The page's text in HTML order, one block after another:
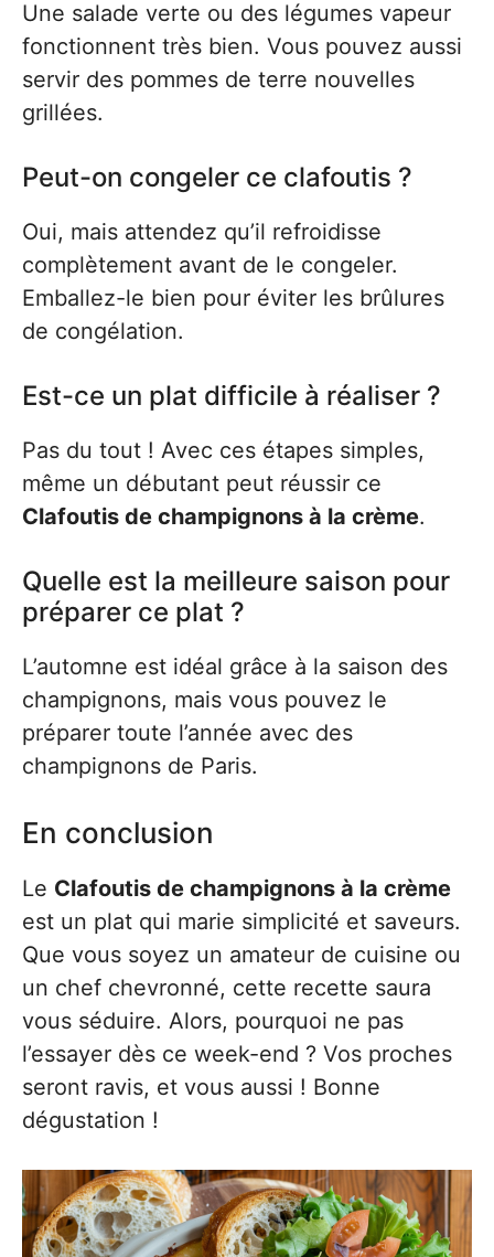
Une salade verte ou des légumes vapeur
fonctionnent très bien. Vous pouvez aussi
servir des pommes de terre nouvelles
grillées.
Peut-on congeler ce clafoutis ?
Oui, mais attendez qu’il refroidisse
complètement avant de le congeler.
Emballez-le bien pour éviter les brûlures
de congélation.
Est-ce un plat difficile à réaliser ?
Pas du tout ! Avec ces étapes simples,
même un débutant peut réussir ce
Clafoutis de champignons à la crème.
Quelle est la meilleure saison pour
préparer ce plat ?
L’automne est idéal grâce à la saison des
champignons, mais vous pouvez le
préparer toute l’année avec des
champignons de Paris.
En conclusion
Le Clafoutis de champignons à la crème
est un plat qui marie simplicité et saveurs.
Que vous soyez un amateur de cuisine ou
un chef chevronné, cette recette saura
vous séduire. Alors, pourquoi ne pas
l’essayer dès ce week-end ? Vos proches
seront ravis, et vous aussi ! Bonne
dégustation !